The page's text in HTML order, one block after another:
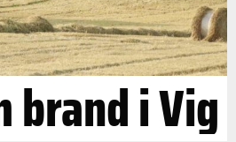
brand i Vig